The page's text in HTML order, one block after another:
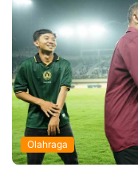
Olahraga